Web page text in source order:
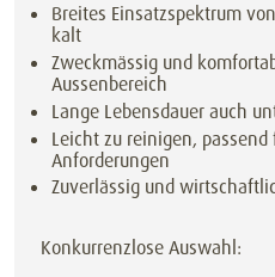
Breites Einsatzspektrum
kalt
Zweckmässig und
Aussenbereich
Lange Lebensdauer auch
Leicht zu reinigen,
Anforderungen
Zuverlässig und
Konkurrenzlose Auswahl: